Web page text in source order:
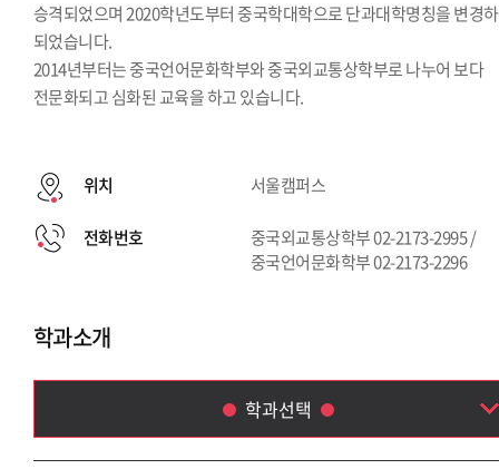
승격되었으며 2020학년도부터 중국학대학으로 단과대학명칭을 변경
되었습니다.
2014년부터는 중국언어문화학부와 중국외교통상학부로 나누어 보다
전문화되고 심화된 교육을 하고 있습니다.
위치 서울캠퍼스
전화번호
중국외교통상학부 02-2173-2995 /
중국언어문화학부 02-2173-2296
학과소개
학과선택
중국언어문화학부